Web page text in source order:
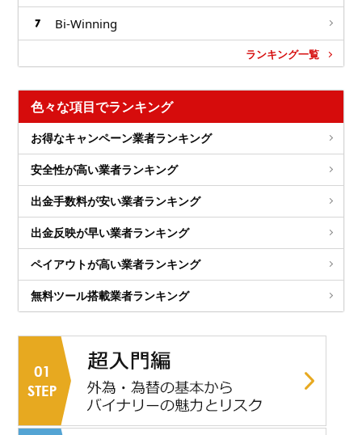
Bi-Winning
ランキング一覧
色々な項目でランキング
お得なキャンペーン業者ランキング
安全性が高い業者ランキング
出金手数料が安い業者ランキング
出金反映が早い業者ランキング
ペイアウトが高い業者ランキング
無料ツール搭載業者ランキング